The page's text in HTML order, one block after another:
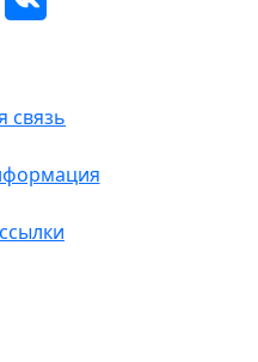
связь